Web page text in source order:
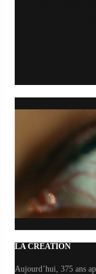
LA CRÉATION
Aujourd’hui, 375 ans